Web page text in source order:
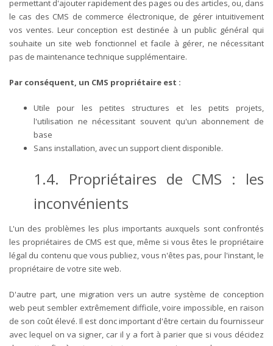
permettant d'ajouter rapidement des pages ou des articles, ou, dans
le cas des CMS de commerce électronique, de gérer intuitivement
vos ventes. Leur conception est destinée à un public général qui
souhaite un site web fonctionnel et facile à gérer, ne nécessitant
pas de maintenance technique supplémentaire.
Par conséquent, un CMS propriétaire est :
Utile pour les petites structures et les petits projets,
l'utilisation ne nécessitant souvent qu'un abonnement de
base
Sans installation, avec un support client disponible.
1.4. Propriétaires de CMS : les
inconvénients
L'un des problèmes les plus importants auxquels sont confrontés
les propriétaires de CMS est que, même si vous êtes le propriétaire
légal du contenu que vous publiez, vous n'êtes pas, pour l'instant, le
propriétaire de votre site web.
D'autre part, une migration vers un autre système de conception
web peut sembler extrêmement difficile, voire impossible, en raison
de son coût élevé. Il est donc important d'être certain du fournisseur
avec lequel on va signer, car il y a fort à parier que si vous décidez